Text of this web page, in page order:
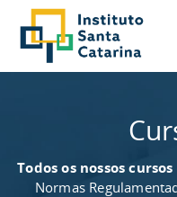
Todos os nossos
Normas